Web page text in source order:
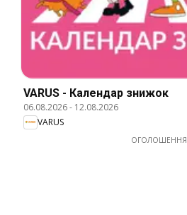
VARUS - Календар знижок
06.08.2026- 12.08.2026
VARUS
ОГОЛОШЕННЯ